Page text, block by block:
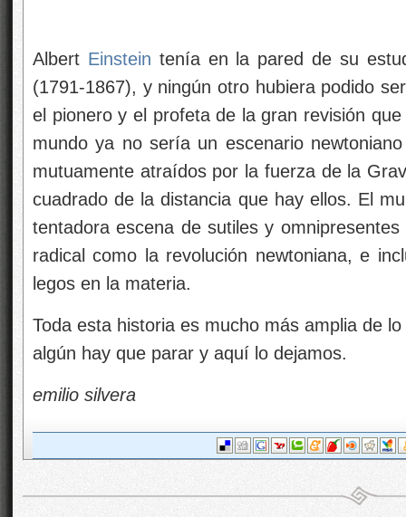
Albert Einstein tenía en la pared de su
(1791-1867), y ningún otro hubiera podido
el pionero y el profeta de la gran revisión
mundo ya no sería un escenario
mutuamente atraídos por la fuerza de la
cuadrado de la distancia que hay ellos. El
tentadora escena de sutiles y
radical como la revolución newtoniana, e
legos en la materia.
Toda esta historia es mucho más amplia de
algún hay que parar y aquí lo dejamos.
emilio silvera